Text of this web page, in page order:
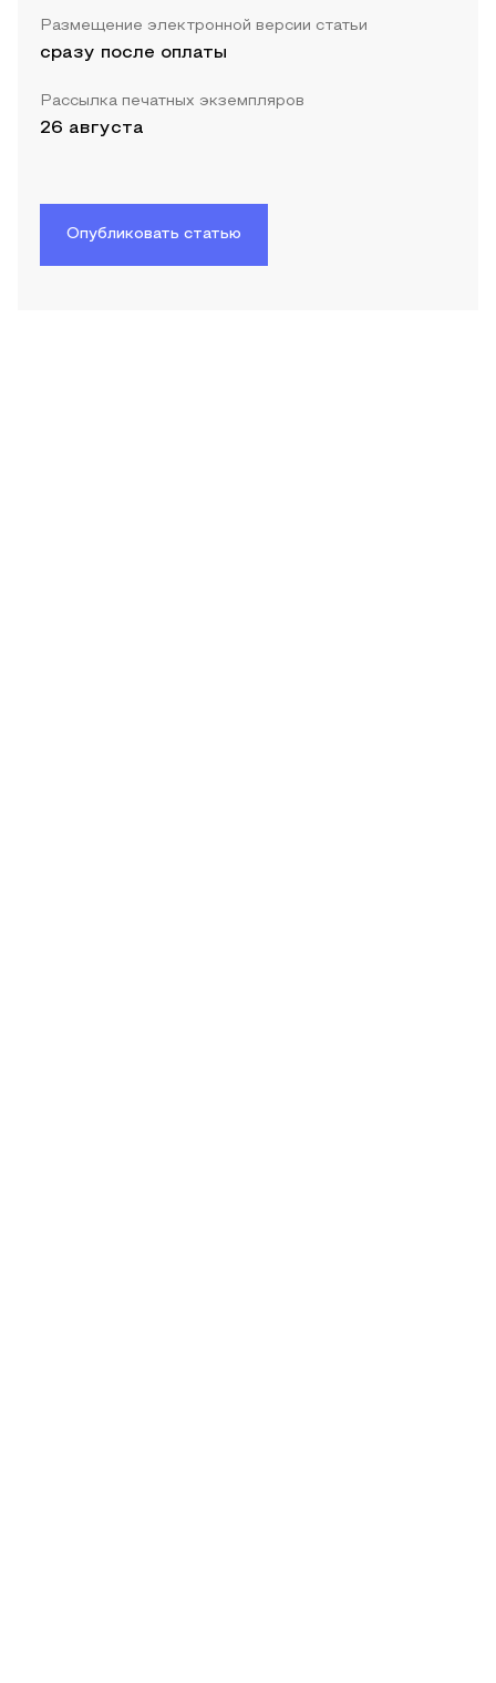
Размещение электронной версии статьи
сразу после оплаты
Рассылка печатных экземпляров
26 августа
Опубликовать статью